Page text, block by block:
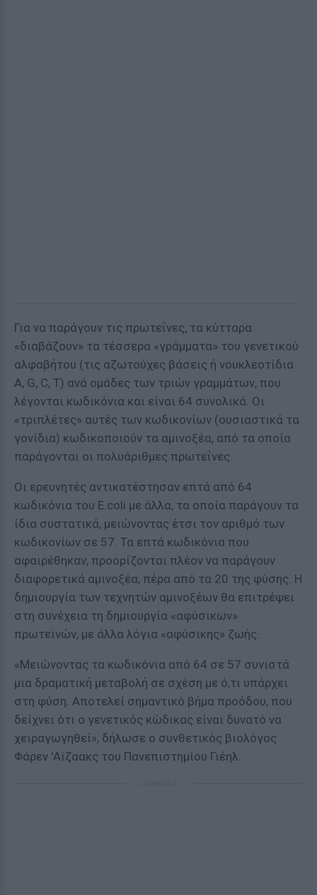
Για να παράγουν τις πρωτεΐνες, τα κύτταρα
«διαβάζουν» τα τέσσερα «γράμματα» του γενετικού
αλφαβήτου (τις αζωτούχες βάσεις ή νουκλεοτίδια
A, G, C, T) ανά ομάδες των τριών γραμμάτων, που
λέγονται κωδικόνια και είναι 64 συνολικά. Οι
«τριπλέτες» αυτές των κωδικονίων (ουσιαστικά τα
γονίδια) κωδικοποιούν τα αμινοξέα, από τα οποία
παράγονται οι πολυάριθμες πρωτεΐνες.
Οι ερευνητές αντικατέστησαν επτά από 64
κωδικόνια του E.coli με άλλα, τα οποία παράγουν τα
ίδια συστατικά, μειώνοντας έτσι τον αριθμό των
κωδικονίων σε 57. Τα επτά κωδικόνια που
αφαιρέθηκαν, προορίζονται πλέον να παράγουν
διαφορετικά αμινοξέα, πέρα από τα 20 της φύσης. Η
δημιουργία των τεχνητών αμινοξέων θα επιτρέψει
στη συνέχεια τη δημιουργία «αφύσικων»
πρωτεϊνών, με άλλα λόγια «αφύσικης» ζωής.
«Μειώνοντας τα κωδικόνια από 64 σε 57 συνιστά
μια δραματική μεταβολή σε σχέση με ό,τι υπάρχει
στη φύση. Αποτελεί σημαντικό βήμα προόδου, που
δείχνει ότι ο γενετικός κώδικας είναι δυνατό να
χειραγωγηθεί», δήλωσε ο συνθετικός βιολόγος
Φάρεν 'Αϊζαακς του Πανεπιστημίου Γιέηλ.